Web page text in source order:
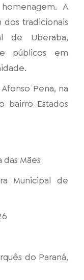
A
dos tradicionais
de Uberaba,
públicos em
Pena, na
bairro Estados
das Mães
Municipal de
do Paraná,